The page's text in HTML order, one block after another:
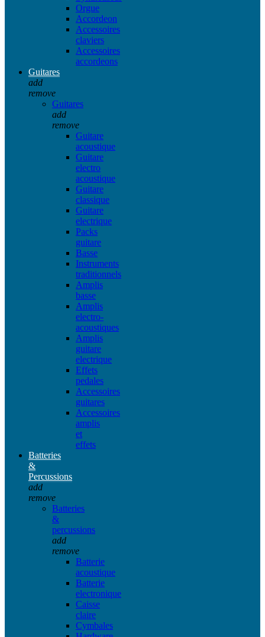
Orgue
Accordeon
Accessoires
claviers
Accessoires
accordeons
Guitares
add
remove
Guitares
add
remove
Guitare
acoustique
Guitare
electro
acoustique
Guitare
classique
Guitare
electrique
Packs
guitare
Basse
Instruments
traditionnels
Amplis
basse
Amplis
electro-
acoustiques
Amplis
guitare
electrique
Effets
pedales
Accessoires
guitares
Accessoires
amplis
et
effets
Batteries
&
Percussions
add
remove
Batteries
&
percussions
add
remove
Batterie
acoustique
Batterie
electronique
Caisse
claire
Cymbales